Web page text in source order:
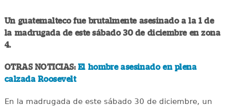
Un guatemalteco fue brutalmente asesinado a la 1 de
la madrugada de este sábado 30 de diciembre en zona
4.
OTRAS NOTICIAS: El hombre asesinado en plena
calzada Roosevelt
En la madrugada de este sábado 30 de diciembre, un